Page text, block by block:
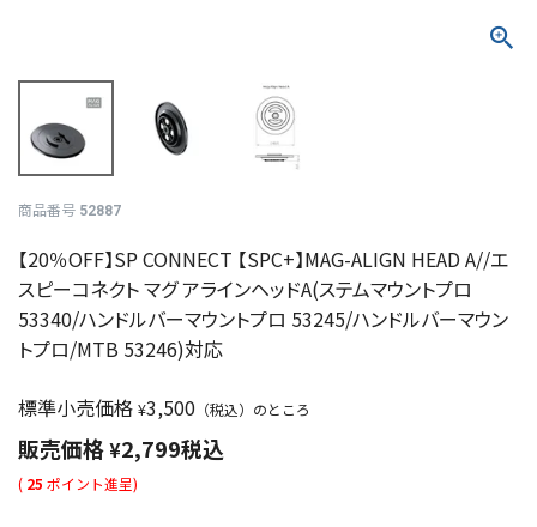
商品番号 52887
【20％OFF】SP CONNECT 【SPC+】MAG-ALIGN HEAD A//エ
スピーコネクト マグ アラインヘッドA(ステムマウントプロ
53340/ハンドルバーマウントプロ 53245/ハンドルバーマウン
トプロ/MTB 53246)対応
標準小売価格 ¥3,500 （税込）のところ
販売価格¥2,799税込
( 25 ポイント進呈)